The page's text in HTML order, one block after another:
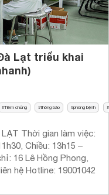
Lạt triểu khai
Tiêm chủng thông báo phòng bệnh
Thời gian làm việc:
Chiều: 13h15 –
16 Lê Hồng Phong,
hệ Hotline: 19001042